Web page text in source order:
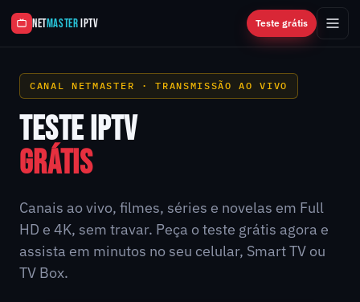
NETMASTERIPTV Teste grátis
CANAL NETMASTER · TRANSMISSÃO AO VIVO
TESTE IPTV
GRÁTIS
Canais ao vivo, filmes, séries e novelas em Full
HD e 4K, sem travar. Peça o teste grátis agora e
assista em minutos no seu celular, Smart TV ou
TV Box.